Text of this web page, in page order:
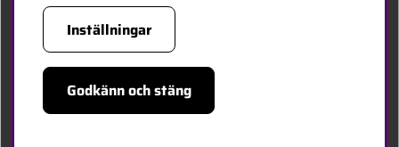
HANDLA TRYGGT
Inställningar
Godkänn och stäng